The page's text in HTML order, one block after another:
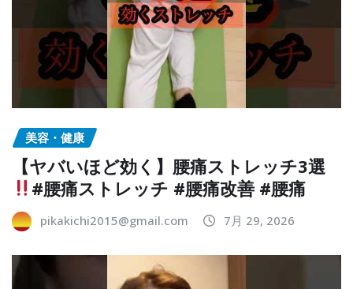
美容・健康
【ヤバいほど効く】腰痛ストレッチ3選
#腰痛ストレッチ #腰痛改善 #腰痛
pikakichi2015@gmail.com 7月 29, 2026